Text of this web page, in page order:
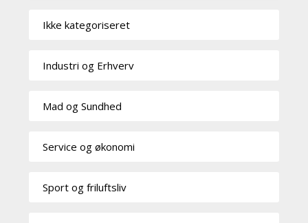
Ikke kategoriseret
Industri og Erhverv
Mad og Sundhed
Service og økonomi
Sport og friluftsliv